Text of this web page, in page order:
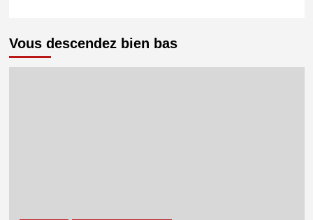
Vous descendez bien bas